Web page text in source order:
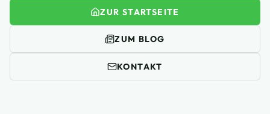
ZUR STARTSEITE
ZUM BLOG
KONTAKT